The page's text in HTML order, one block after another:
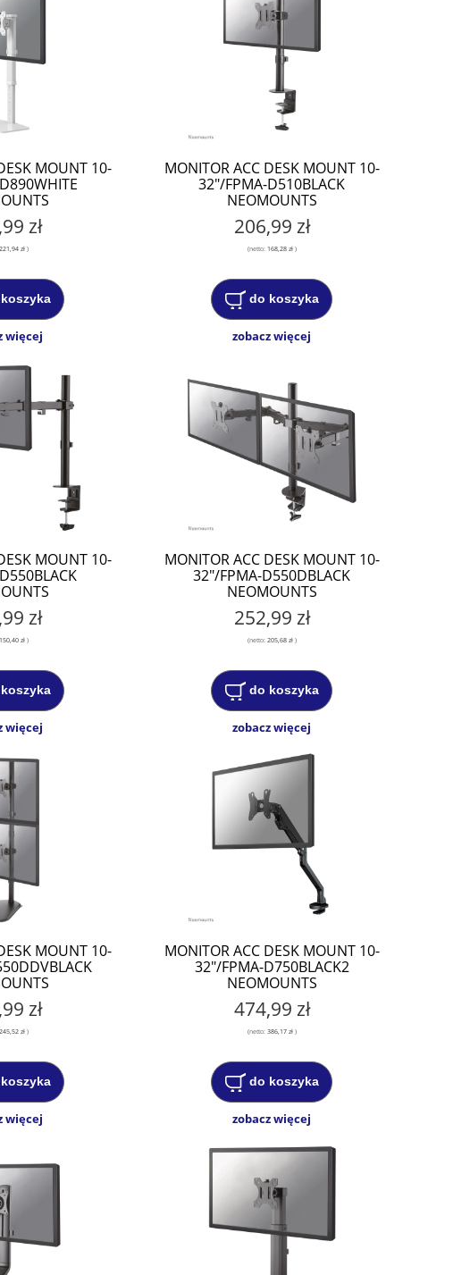
MOUNT 10-
zł
221,94 zł)
więcej
MONITOR ACC DESK MOUNT 10-
32"/FPMA-D510BLACK
NEOMOUNTS
206,99 zł
(netto: 168,28 zł)
do koszyka
zobacz więcej
MOUNT 10-
zł
150,40 zł)
więcej
MONITOR ACC DESK MOUNT 10-
32"/FPMA-D550DBLACK
NEOMOUNTS
252,99 zł
(netto: 205,68 zł)
do koszyka
zobacz więcej
MOUNT 10-
zł
245,52 zł)
więcej
MONITOR ACC DESK MOUNT 10-
32"/FPMA-D750BLACK2
NEOMOUNTS
474,99 zł
(netto: 386,17 zł)
do koszyka
zobacz więcej